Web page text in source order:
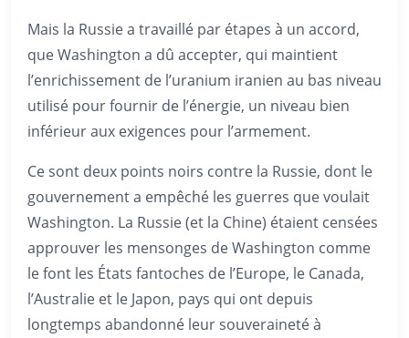
Mais la Russie a travaillé par étapes à un accord,
que Washington a dû accepter, qui maintient
l’enrichissement de l’uranium iranien au bas niveau
utilisé pour fournir de l’énergie, un niveau bien
inférieur aux exigences pour l’armement.
Ce sont deux points noirs contre la Russie, dont le
gouvernement a empêché les guerres que voulait
Washington. La Russie (et la Chine) étaient censées
approuver les mensonges de Washington comme
le font les États fantoches de l’Europe, le Canada,
l’Australie et le Japon, pays qui ont depuis
longtemps abandonné leur souveraineté à